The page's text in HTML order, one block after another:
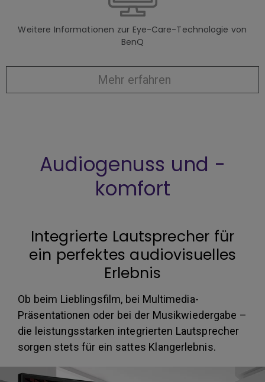
Weitere Informationen zur Eye-Care-Technologie von
BenQ
Mehr erfahren
Audiogenuss und -
komfort
Integrierte Lautsprecher für
ein perfektes audiovisuelles
Erlebnis
Ob beim Lieblingsfilm, bei Multimedia-
Präsentationen oder bei der Musikwiedergabe –
die leistungsstarken integrierten Lautsprecher
sorgen stets für ein sattes Klangerlebnis.